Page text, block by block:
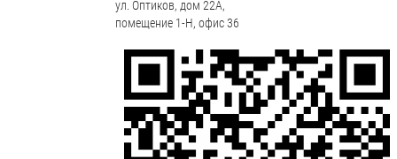
ул. Оптиков, дом 22А,
помещение 1-Н, офис 36